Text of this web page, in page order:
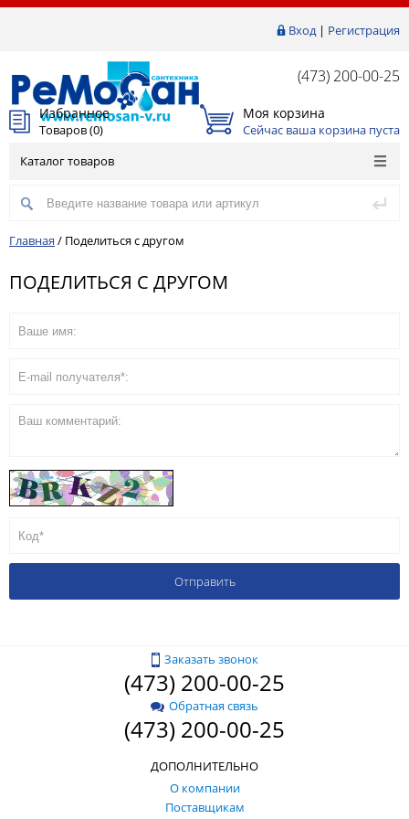
Вход| Регистрация
(473) 200-00-25
Избранное
Товаров (0)
Моя корзина
Сейчас ваша корзина пуста
Каталог товаров
Главная / Поделиться с другом
ПОДЕЛИТЬСЯ С ДРУГОМ
Заказать звонок
(473) 200-00-25
Обратная связь
(473) 200-00-25
ДОПОЛНИТЕЛЬНО
О компании
Поставщикам